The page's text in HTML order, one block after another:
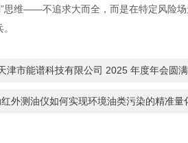
思维——不追求大而全，而是在特定风险
。
市能谱科技有限公司 2025 年度年会圆
外测油仪如何实现环境油类污染的精准量